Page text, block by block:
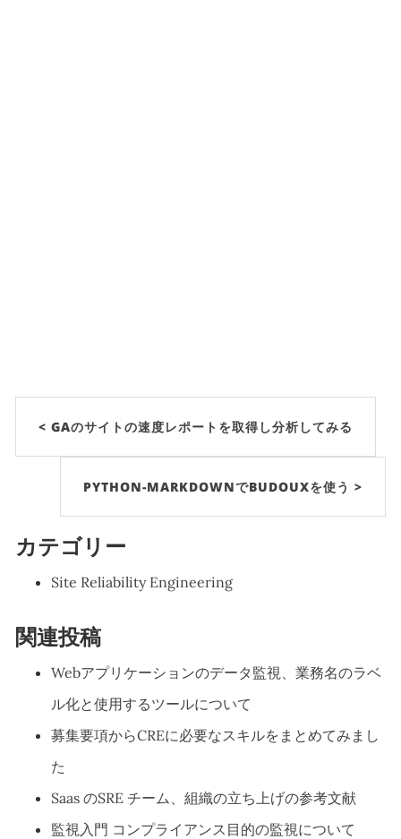
< GAのサイトの速度レポートを取得し分析してみる
PYTHON-MARKDOWNでBUDOUXを使う >
カテゴリー
Site Reliability Engineering
関連投稿
Webアプリケーションのデータ監視、業務名のラベ
ル化と使用するツールについて
募集要項からCREに必要なスキルをまとめてみまし
た
Saas のSRE チーム、組織の立ち上げの参考文献
監視入門 コンプライアンス目的の監視について